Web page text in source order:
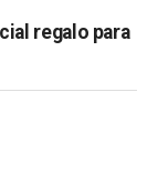
regalo para